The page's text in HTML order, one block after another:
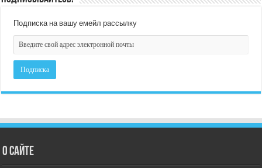
Подписка на вашу емейл рассылку
О сайте